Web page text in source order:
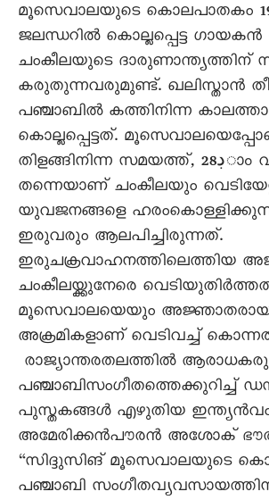
മൂസെവാലയുടെ കൊലപാതകം
ജലന്ധറില്‍ കൊല്ലപ്പെട്ട
ചംകീലയുടെ ദാരുണാന്ത്യത്തിന്
കരുതുന്നവരുമുണ്ട്. ഖലിസ്താന്‍
പഞ്ചാബില്‍ കത്തിനിന്ന
കൊല്ലപ്പെട്ടത്.
തിളങ്ങിനിന്ന സമയത്ത്, 28ڊാം വയസ്സില്‍
തന്നെയാണ് ചംകീലയും
യുവജനങ്ങളെ
ഇരുവരും ആലപിച്ചിരുന്നത്.
ഇരുചക്രവാഹനത്തിലെത്തിയ
ചംകീലയ്ക്കുനേരെ
മൂസെവാലയെയും
അക്രമികളാണ് വെടിവച്ച്
രാജ്യാന്തരതലത്തില്‍
പഞ്ചാബിസംഗീതത്തെക്കുറിച്ച്
പുസ്തകങ്ങള്‍ എഴുതിയ
അമേരിക്കന്‍പൗരന്‍ അശോക്
“സിദ്ദുസിങ് മൂസെവാലയുടെ
പഞ്ചാബി